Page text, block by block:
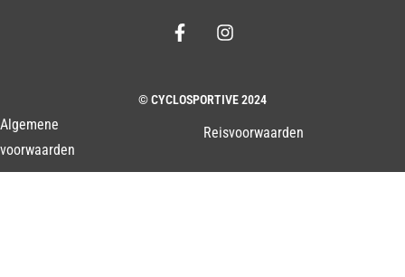
© CYCLOSPORTIVE 2024
Algemene
voorwaarden
Reisvoorwaarden